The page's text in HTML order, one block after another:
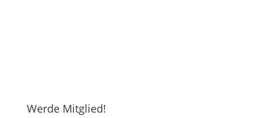
Werde Mitglied!